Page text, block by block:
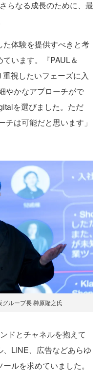
らなる成長のために、最
体験を提供すべきと考
います。『PAUL＆
視したいフェーズに入
やかなアプローチがで
を選びました。ただ
は可能だと思います」
ループ長 榊原隆之氏
ドとチャネルを抱えて
LINE、広告などあらゆ
ルを求めていました。